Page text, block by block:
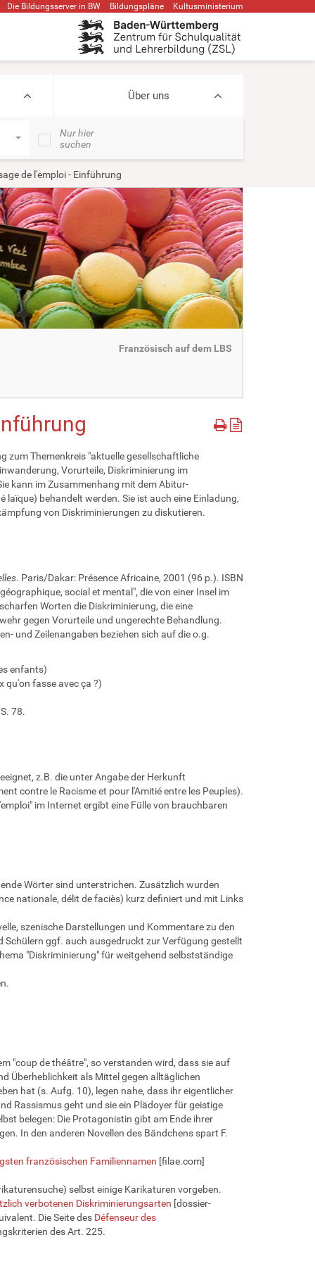
Die Bildungsserver in BW Bildungspläne Kultusministerium
Über uns
Nur hier
suchen
de l'emploi - Einführung
Französisch auf dem LBS
zum Themenkreis "aktuelle gesellschaftliche
Vorurteile, Diskriminierung im
kann im Zusammenhang mit dem Abitur-
behandelt werden. Sie ist auch eine Einladung,
von Diskriminierungen zu diskutieren.
. Paris/Dakar: Présence Africaine, 2001 (96 p.). ISBN
social et mental", die von einer Insel im
Worten die Diskriminierung, die eine
gegen Vorurteile und ungerechte Behandlung.
und Zeilenangaben beziehen sich auf die o.g.
enfants)
qu'on fasse avec ça ?)
78.
z.B. die unter Angabe der Herkunft
contre le Racisme et pour l'Amitié entre les Peuples).
im Internet ergibt eine Fülle von brauchbaren
Wörter sind unterstrichen. Zusätzlich wurden
nationale, délit de faciès) kurz definiert und mit Links
szenische Darstellungen und Kommentare zu den
Schülern ggf. auch ausgedruckt zur Verfügung gestellt
"Diskriminierung" für weitgehend selbstständige
"coup de théâtre", so verstanden wird, dass sie auf
Überheblichkeit als Mittel gegen alltäglichen
hat (s. Aufg. 10), legen nahe, dass ihr eigentlicher
Rassismus geht und sie ein Plädoyer für geistige
belegen: Die Protagonistin gibt am Ende ihrer
In den anderen Novellen des Bändchens spart F.
französischen Familiennamen [filae.com]
selbst einige Karikaturen vorgeben.
verbotenen Diskriminierungsarten [dossier-
Die Seite des Défenseur des
des Art. 225.